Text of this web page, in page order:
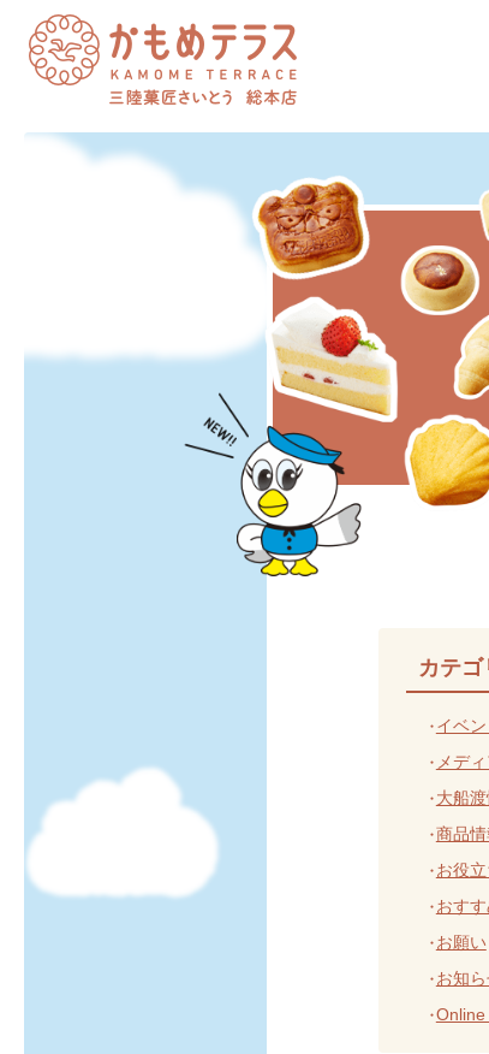
カテゴ
イベン
メデ
大船
商品情
お役
おす
お願い
お知
Online